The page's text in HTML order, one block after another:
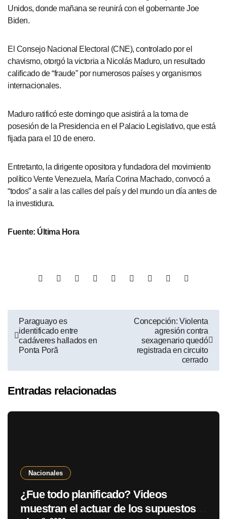
Unidos, donde mañana se reunirá con el gobernante Joe
Biden.
El Consejo Nacional Electoral (CNE), controlado por el
chavismo, otorgó la victoria a Nicolás Maduro, un resultado
calificado de “fraude” por numerosos países y organismos
internacionales.
Maduro ratificó este domingo que asistirá a la toma de
posesión de la Presidencia en el Palacio Legislativo, que está
fijada para el 10 de enero.
Entretanto, la dirigente opositora y fundadora del movimiento
político Vente Venezuela, María Corina Machado, convocó a
“todos” a salir a las calles del país y del mundo un día antes de
la investidura.
Fuente: Última Hora
Paraguayo es
identificado entre
cadáveres hallados en
Ponta Porã
Concepción: Violenta
agresión contra
sexagenario quedó
registrada en circuito
cerrado
Entradas relacionadas
Nacionales
¿Fue todo planificado? Videos
muestran el actuar de los supuestos